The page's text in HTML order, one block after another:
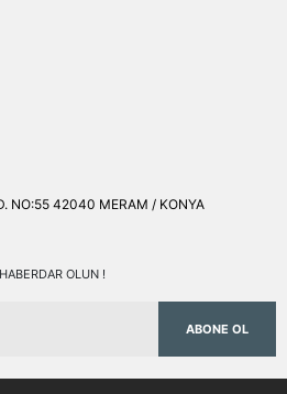
NO:55 42040 MERAM / KONYA
OLUN !
ABONE OL